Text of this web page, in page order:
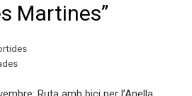
Martines”